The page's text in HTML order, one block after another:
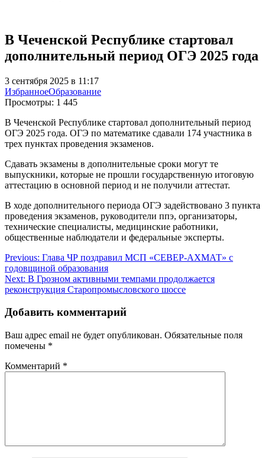
В Чеченской Республике стартовал
дополнительный период ОГЭ 2025 года
3 сентября 2025 в 11:17
ИзбранноеОбразование
Просмотры: 1 445
В Чеченской Республике стартовал дополнительный период
ОГЭ 2025 года. ОГЭ по математике сдавали 174 участника в
трех пунктах проведения экзаменов.
Сдавать экзамены в дополнительные сроки могут те
выпускники, которые не прошли государственную итоговую
аттестацию в основной период и не получили аттестат.
В ходе дополнительного периода ОГЭ задействовано 3 пункта
проведения экзаменов, руководители ппэ, организаторы,
технические специалисты, медицинские работники,
общественные наблюдатели и федеральные эксперты.
Навигация
по
записям
Previous: Глава ЧР поздравил МСП «СЕВЕР-АХМАТ» с
годовщиной образования
Next: В Грозном активными темпами продолжается
реконструкция Старопромысловского шоссе
Добавить комментарий
Ваш адрес email не будет опубликован. Обязательные поля
помечены *
Комментарий *